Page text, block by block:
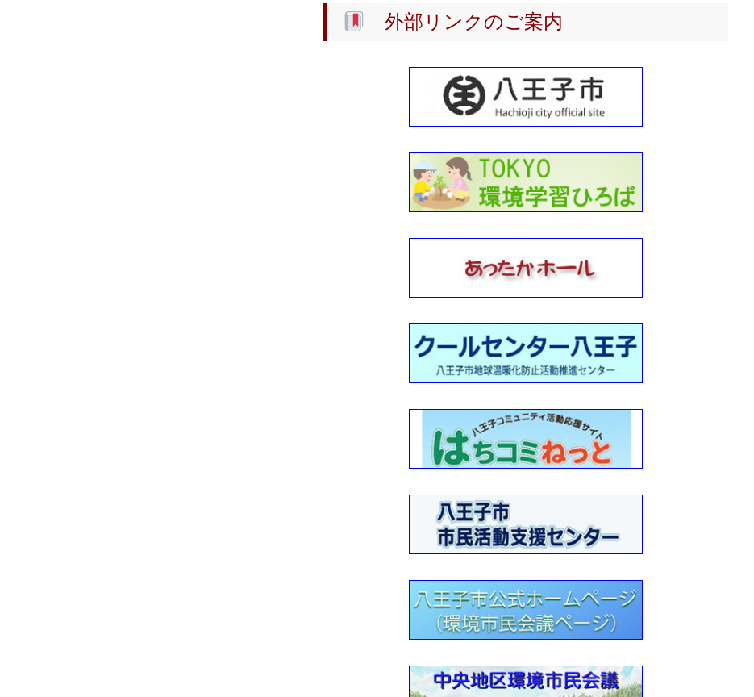
《 オンエア 》2024年2月毎月曜日・八王子FMーぜひご聴取くだ
2023年度 環境教育支援
2023川の学習サポーター養成講座（第1期）
2022年10月29日：多摩丘陵の植物を観察しながら歩こう《 自然
体験講座 》・実施報告
2022年10月22日：めじろ台周辺の身近な歴史と文化探索《 自然
体験講座 》・実施報告
2022年10月・川の学習（環境学習支援）報告2
2022年10月・川の学習（環境学習支援）報告
2022年10月16日：秋の花を求めて公園巡り《 自然体験講座 》・
2022年9月・川の学習（環境学習支援）報告２
外部リンクのご案内